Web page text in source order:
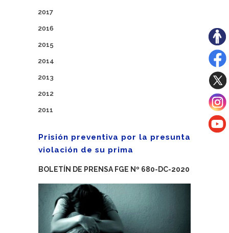
2017
2016
2015
2014
2013
2012
2011
Prisión preventiva por la presunta
violación de su prima
BOLETÍN DE PRENSA FGE Nº 680-DC-2020